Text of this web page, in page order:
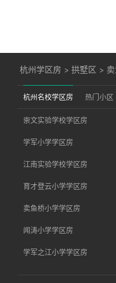
杭州学区房 >拱墅区 >
杭州名校学区房 热门小区
崇文实验学校学区房
学军小学学区房
江南实验学校学区房
育才登云小学学区房
卖鱼桥小学学区房
闻涛小学学区房
学军之江小学学区房